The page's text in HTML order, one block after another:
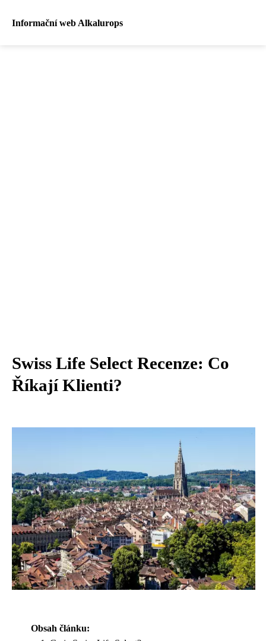
Informační web Alkalurops
Swiss Life Select Recenze: Co
Říkají Klienti?
Obsah článku: